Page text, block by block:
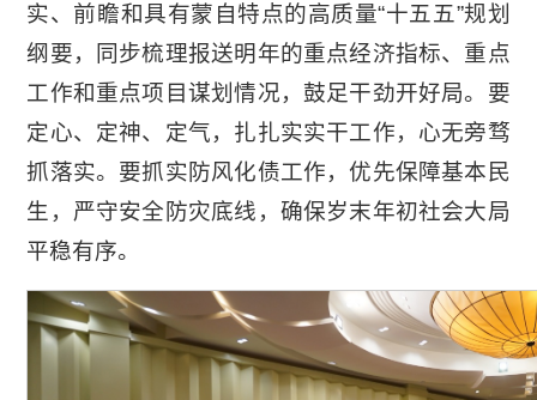
实、前瞻和具有蒙自特点的高质量“十五五”规划
纲要，同步梳理报送明年的重点经济指标、重点
工作和重点项目谋划情况，鼓足干劲开好局。要
定心、定神、定气，扎扎实实干工作，心无旁骛
抓落实。要抓实防风化债工作，优先保障基本民
生，严守安全防灾底线，确保岁末年初社会大局
平稳有序。